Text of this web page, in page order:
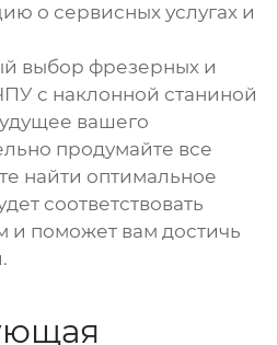
о сервисных услугах и
выбор фрезерных и
с наклонной станиной
вашего
продумайте все
найти оптимальное
соответствовать
и поможет вам достичь